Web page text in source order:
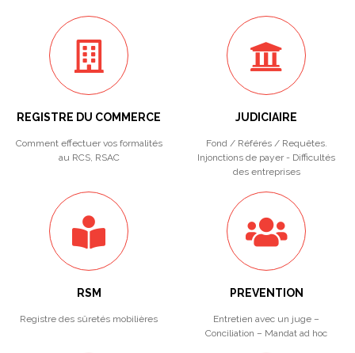
REGISTRE DU COMMERCE
Comment effectuer vos formalités
au RCS, RSAC
JUDICIAIRE
Fond / Référés / Requêtes.
Injonctions de payer - Difficultés
des entreprises
RSM
Registre des sûretés mobilières
PREVENTION
Entretien avec un juge –
Conciliation – Mandat ad hoc